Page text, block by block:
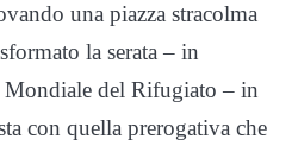
una piazza stracolma
la serata – in
Mondiale del Rifugiato – in
con quella prerogativa che